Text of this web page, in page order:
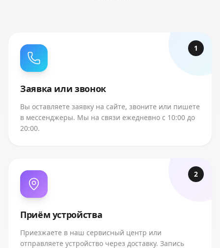
1
Заявка или звонок
Вы оставляете заявку на сайте, звоните или пишете
в мессенджеры. Мы на связи ежедневно с 10:00 до
20:00.
2
Приём устройства
Приезжаете в наш сервисный центр или
отправляете устройство через доставку. Запись